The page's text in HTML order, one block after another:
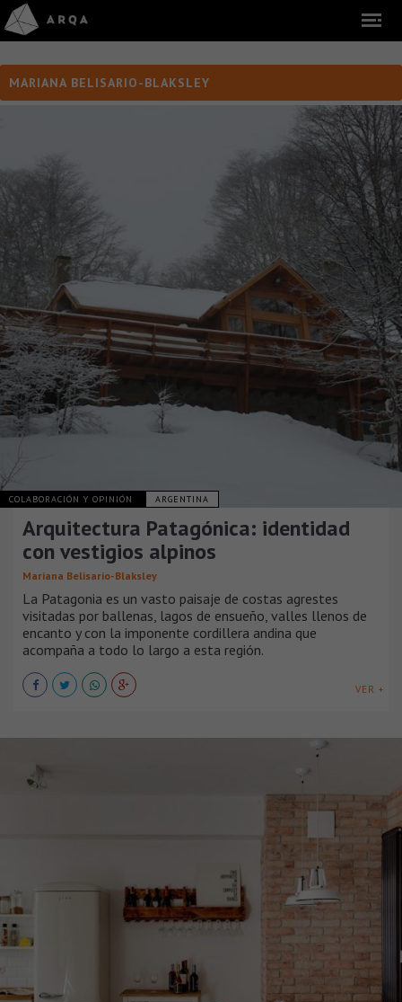
MARIANA BELISARIO-BLAKSLEY
COLABORACIÓN Y OPINIÓN ARGENTINA
Arquitectura Patagónica: identidad
con vestigios alpinos
Mariana Belisario-Blaksley
La Patagonia es un vasto paisaje de costas agrestes
visitadas por ballenas, lagos de ensueño, valles llenos de
encanto y con la imponente cordillera andina que
acompaña a todo lo largo a esta región.
VER +